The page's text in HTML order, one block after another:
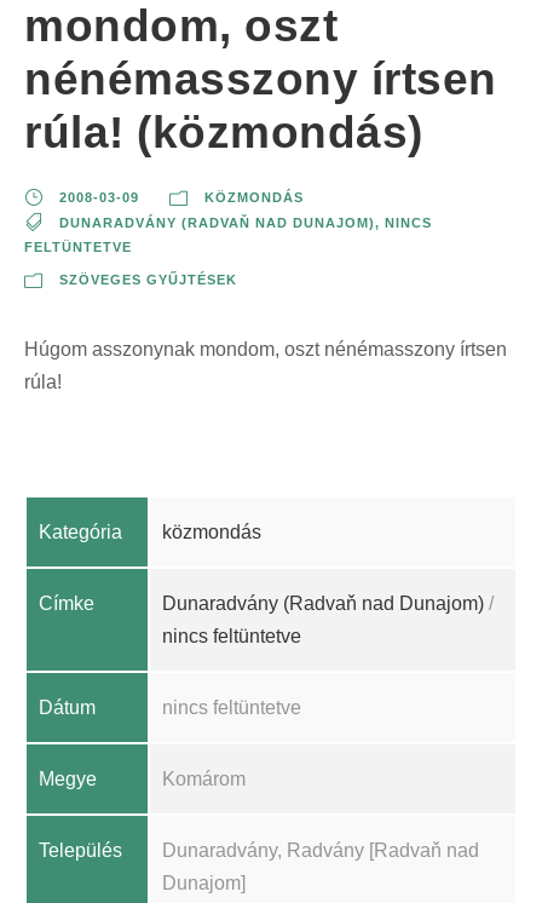
mondom, oszt
nénémasszony írtsen
rúla! (közmondás)
2008-03-09
KÖZMONDÁS
DUNARADVÁNY (RADVAŇ NAD DUNAJOM), NINCS
FELTÜNTETVE
SZÖVEGES GYŰJTÉSEK
Húgom asszonynak mondom, oszt nénémasszony írtsen
rúla!
Kategória közmondás
Címke Dunaradvány (Radvaň nad Dunajom) /
nincs feltüntetve
Dátum nincs feltüntetve
Megye Komárom
Település
Dunaradvány, Radvány [Radvaň nad
Dunajom]